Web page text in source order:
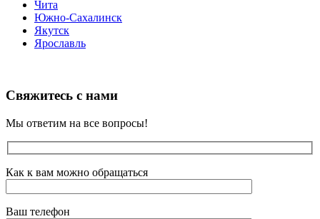
Чита
Южно-Сахалинск
Якутск
Ярославль
Свяжитесь с нами
Мы ответим на все вопросы!
Как к вам можно обращаться
Ваш телефон